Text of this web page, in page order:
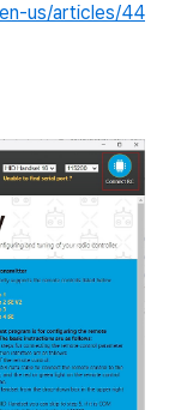
us/articles/44